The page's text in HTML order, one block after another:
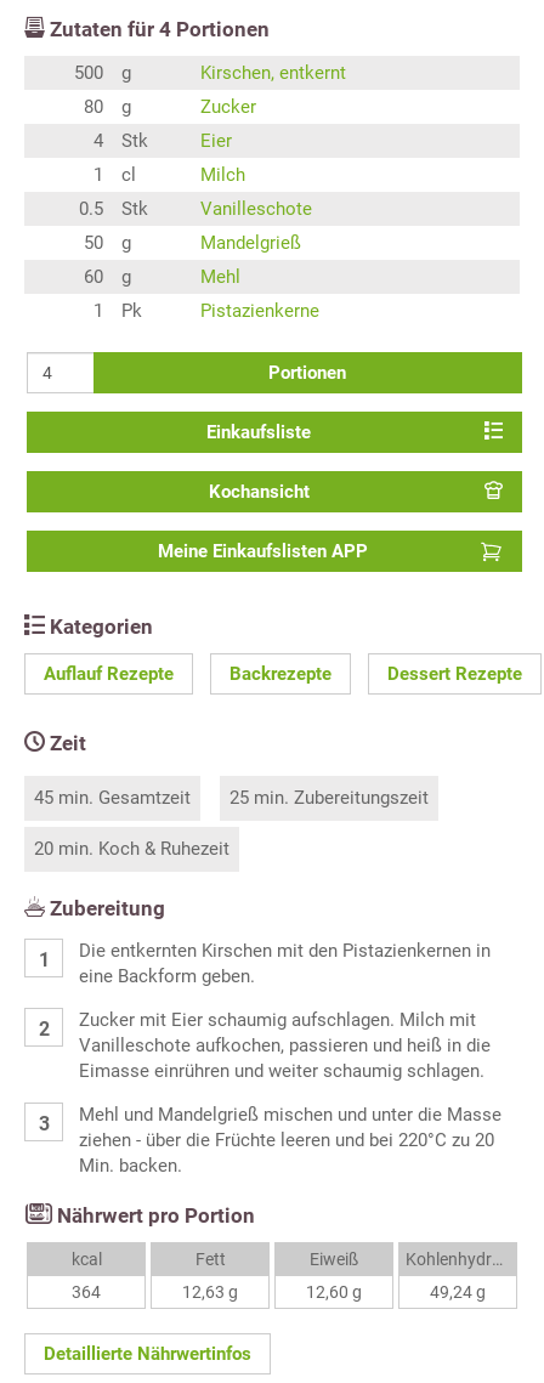
Zutaten für 4 Portionen
500 g
Kirschen, entkernt
80
g
Zucker
4
Stk
Eier
1
cl
Milch
0.5
Stk
Vanilleschote
50
g
Mandelgrieß
60
g
Mehl
1
Pk Pistazienkerne
Portionen
Einkaufsliste
Kochansicht
Meine Einkaufslisten APP
Kategorien
Auflauf Rezepte Backrezepte Dessert Rezepte
Zeit
45 min. Gesamtzeit 25 min. Zubereitungszeit
20 min. Koch & Ruhezeit
Zubereitung
Die entkernten Kirschen mit den Pistazienkernen in
eine Backform geben.
Zucker mit Eier schaumig aufschlagen. Milch mit
Vanilleschote aufkochen, passieren und heiß in die
Eimasse einrühren und weiter schaumig schlagen.
Mehl und Mandelgrieß mischen und unter die Masse
ziehen - über die Früchte leeren und bei 220°C zu 20
Min. backen.
Nährwert pro Portion
kcal
364
Fett
12,63 g
Eiweiß
12,60 g
Kohlenhydrate
49,24 g
Detaillierte Nährwertinfos